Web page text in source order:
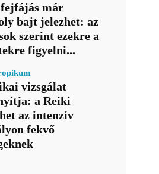
már
bajt jelezhet: az
szerint ezekre a
figyelni...
vizsgálat
a Reiki
az intenzív
fekvő